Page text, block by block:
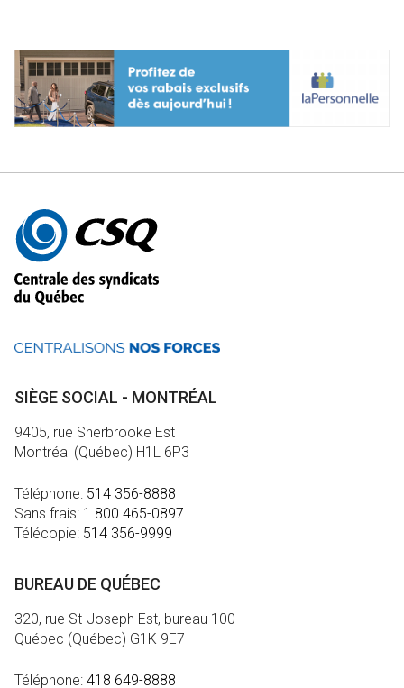
Autres
informations
SIÈGE SOCIAL - MONTRÉAL
9405, rue Sherbrooke Est
Montréal (Québec) H1L 6P3
Téléphone: 514 356-8888
Sans frais: 1 800 465-0897
Télécopie: 514 356-9999
BUREAU DE QUÉBEC
320, rue St-Joseph Est, bureau 100
Québec (Québec) G1K 9E7
Téléphone: 418 649-8888